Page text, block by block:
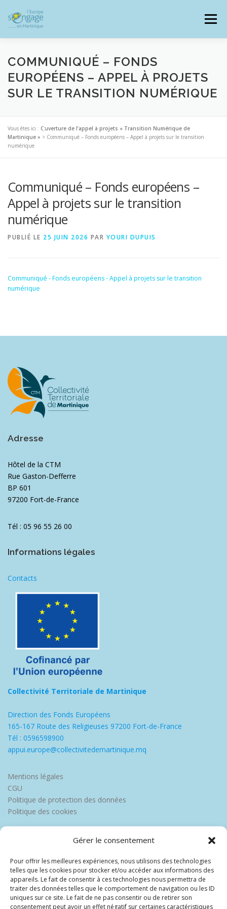
Gérer le consentement
Pour offrir les meilleures expériences, nous utilisons des technologies
telles que les cookies pour stocker et/ou accéder aux informations des
appareils. Le fait de consentir à ces technologies nous permettra de
traiter des données telles que le comportement de navigation ou les ID
uniques sur ce site. Le fait de ne pas consentir ou de retirer son
consentement peut avoir un effet négatif sur certaines caractéristiques
contenu
Menu
PROGRAMMES J’AI UN PROJET
JE SUIS BÉNÉFICIAIRE
SIGNALER UNE FRAUDE
COMMUNIQUÉ – FONDS
EUROPÉENS – APPEL À PROJETS
SUR LE TRANSITION NUMÉRIQUE
Vous êtes ici : Ouverture de l’appel à projets « Transition Numérique de
Martinique » > Communiqué – Fonds européens – Appel à projets sur le transition
numérique
Communiqué – Fonds européens –
Appel à projets sur le transition
numérique
PUBLIÉ LE 25 JUIN 2026 PAR YOURI DUPUIS
Communiqué - Fonds européens - Appel à projets sur le transition
numérique
Adresse
Hôtel de la CTM
Rue Gaston-Defferre
BP 601
97200 Fort-de-France
Tél : 05 96 55 26 00
Informations légales
Contacts
Collectivité Territoriale de Martinique
Direction des Fonds Européens
165-167 Route des Religieuses 97200 Fort-de-France
Tél : 0596598900
appui.europe@collectivitedemartinique.mq
Mentions légales
CGU
Politique de protection des données
Politique des cookies